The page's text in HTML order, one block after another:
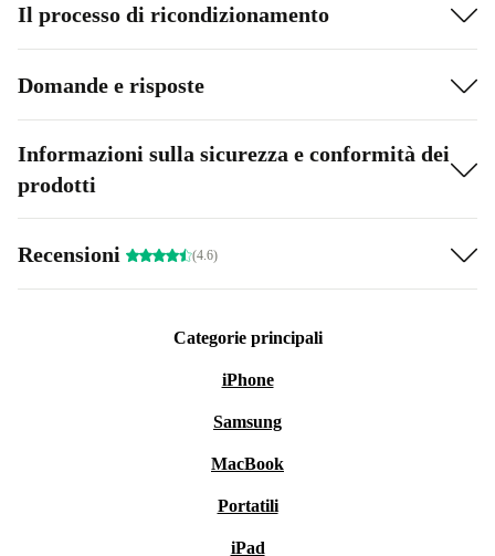
Il processo di ricondizionamento
Domande e risposte
Informazioni sulla sicurezza e conformità dei
prodotti
Recensioni (4.6)
Categorie principali
iPhone
Samsung
MacBook
Portatili
iPad